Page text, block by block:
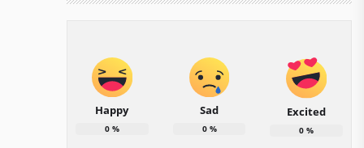
Happy
0%
Sad
0%
Excited
0 %